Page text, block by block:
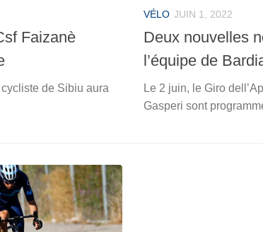
Faizanè
de Sibiu aura
VÉLO JUIN 1, 2022
Deux nouvelles
l’équipe de
Le 2 juin, le Giro
Gasperi sont